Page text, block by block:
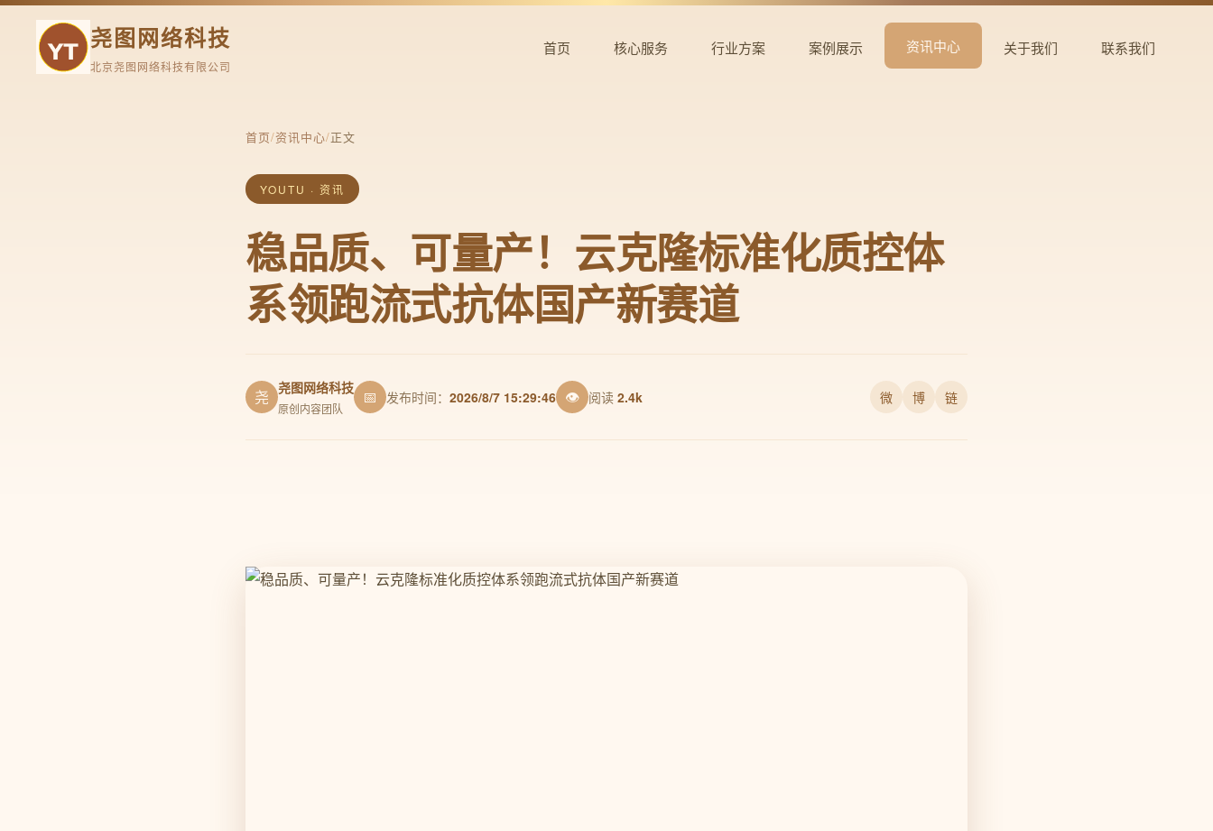
尧图网络科技
北京尧图网络科技有限公司
首页 核心服务 行业方案 案例展示 资讯中心 关于我们 联系我们
首页/资讯中心/正文
YOUTU · 资讯
稳品质、可量产！云克隆标准化质控体
系领跑流式抗体国产新赛道
尧 尧图网络科技
原创内容团队
📅 发布时间： 2026/8/7 15:29:46 👁 阅读 2.4k 微 博 链